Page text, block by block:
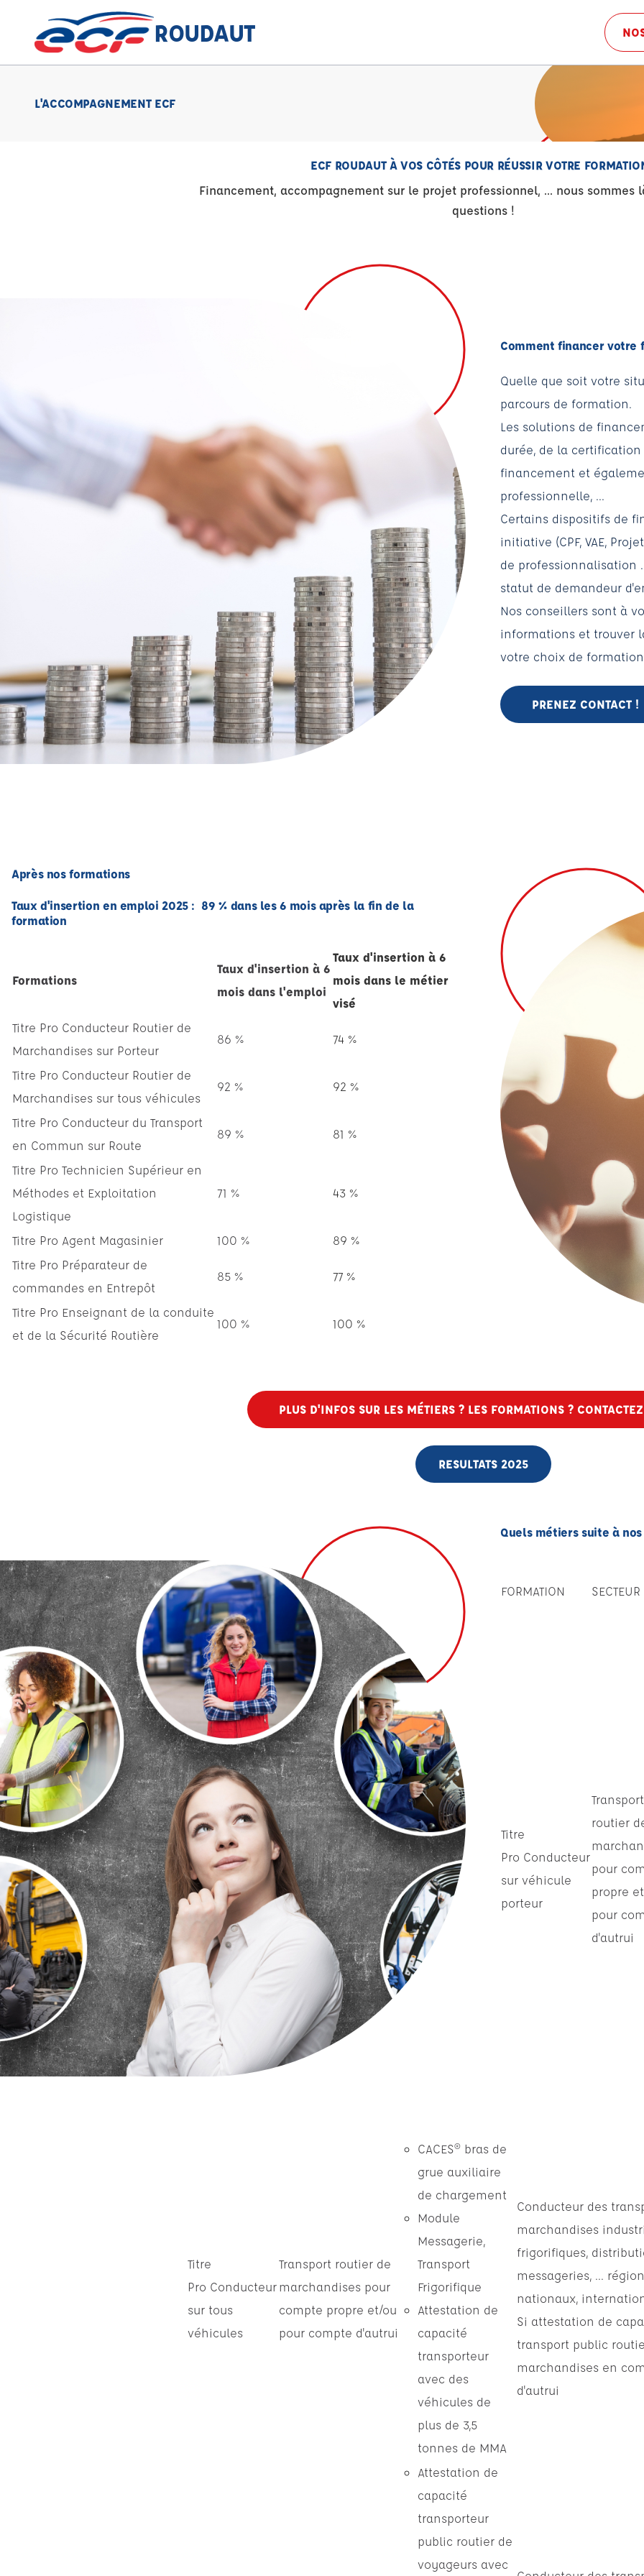
ROUDAUT
L'ACCOMPAGNEMENT ECF
ECF ROUDAUT À VOS CÔTÉS POUR RÉUSSIR VOTRE
Financement, accompagnement sur le projet professionnel, ... nous sommes
questions !
Comment financer votre
Quelle que soit votre
parcours de formation.
Les solutions de
durée, de la
financement et
professionnelle, ...
Certains dispositifs de
initiative (CPF, VAE,
de professionnalisation
statut de demandeur
Nos conseillers sont à
informations et trouver
votre choix de
PRENEZ CONTACT !
Après nos formations
Taux d'insertion en emploi 2025 : 89 % dans les 6 mois après la fin de la
formation
Formations
Taux d'insertion à 6
mois dans l'emploi
Taux d'insertion à 6
mois dans le métier
visé
Titre Pro Conducteur Routier de
Marchandises sur Porteur
86 % 74 %
Titre Pro Conducteur Routier de
Marchandises sur tous véhicules
92 % 92 %
Titre Pro Conducteur du Transport
en Commun sur Route
89 % 81 %
Titre Pro Technicien Supérieur en
Méthodes et Exploitation
Logistique
71 % 43 %
Titre Pro Agent Magasinier 100 %
89 %
Titre Pro Préparateur de
commandes en Entrepôt
85 % 77 %
Titre Pro Enseignant de la conduite
et de la Sécurité Routière
100 % 100 %
PLUS D'INFOS SUR LES MÉTIERS ? LES FORMATIONS ?
RESULTATS 2025
Quels métiers suite à
FORMATION SECTEUR
Titre
Pro Conducteur
sur véhicule
porteur
Transport
routier
pour
propre
pour
d'autrui
Titre
Pro Conducteur
sur tous
véhicules
Transport routier de
marchandises pour
compte propre et/ou
pour compte d'autrui
CACES® bras de
grue auxiliaire
de chargement
Module
Messagerie,
Transport
Frigorifique
Attestation de
capacité
transporteur
avec des
véhicules de
plus de 3,5
tonnes de MMA
Conducteur des
marchandises
frigorifiques,
messageries, ...
nationaux,
Si attestation de
transport public
marchandises en
d'autrui
Attestation de
capacité
transporteur
public routier de
voyageurs avec